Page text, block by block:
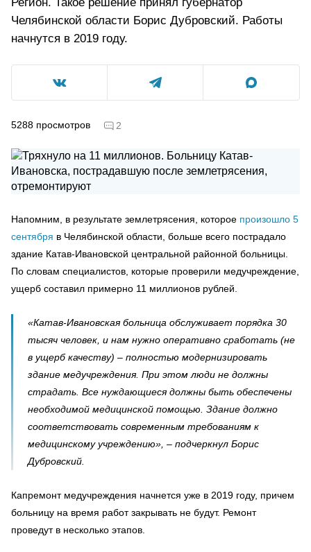
Челябинской области Борис Дубровский. Работы
начнутся в 2019 году.
5288 просмотров 2
Напомним, в результате землетрясения, которое произошло 5
сентября в Челябинской области, больше всего пострадало
здание Катав-Ивановской центральной районной больницы.
По словам специалистов, которые проверили медучреждение,
ущерб составил примерно 11 миллионов рублей.
«Катав-Ивановская больница обслуживает порядка 30
тысяч человек, и нам нужно оперативно сработать (не
в ущерб качеству) – полностью модернизировать
здание медучреждения. При этом люди не должны
страдать. Все нуждающиеся должны быть обеспечены
необходимой медицинской помощью. Здание должно
соответствовать современным требованиям к
медицинскому учреждению», – подчеркнул Борис
Дубровский.
Капремонт медучреждения начнется уже в 2019 году, причем
больницу на время работ закрывать не будут. Ремонт
проведут в несколько этапов.